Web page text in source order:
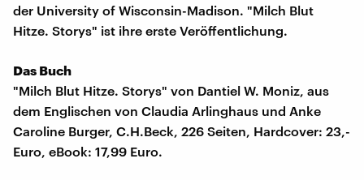
der University of Wisconsin-Madison. "Milch Blut
Hitze. Storys" ist ihre erste Veröffentlichung.
Das Buch
"Milch Blut Hitze. Storys" von Dantiel W. Moniz, aus
dem Englischen von Claudia Arlinghaus und Anke
Caroline Burger, C.H.Beck, 226 Seiten, Hardcover: 23,-
Euro, eBook: 17,99 Euro.